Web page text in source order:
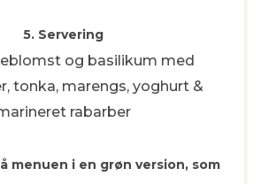
5. Servering
og basilikum med
tonka, marengs, yoghurt &
rabarber
menuen i en grøn version, som